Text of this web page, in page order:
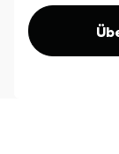
Multi-asset
Money
Financial
Kontakt